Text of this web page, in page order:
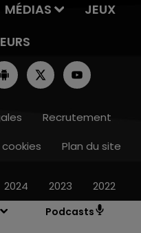
Podcasts
MÉDIAS
JEUX
Recrutement
Plan du site
2024 2023 2022